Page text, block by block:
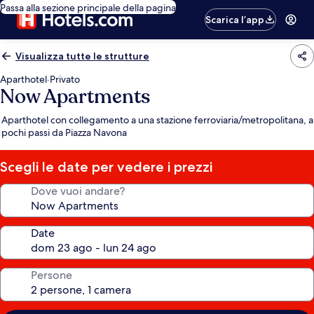
Passa alla sezione principale della pagina
Scarica l’app
Visualizza tutte le strutture
Aparthotel·Privato
Now Apartments
Aparthotel con collegamento a una stazione ferroviaria/metropolitana, a
pochi passi da Piazza Navona
Scegli le date per vedere i prezzi
Dove vuoi andare?
Date
Persone